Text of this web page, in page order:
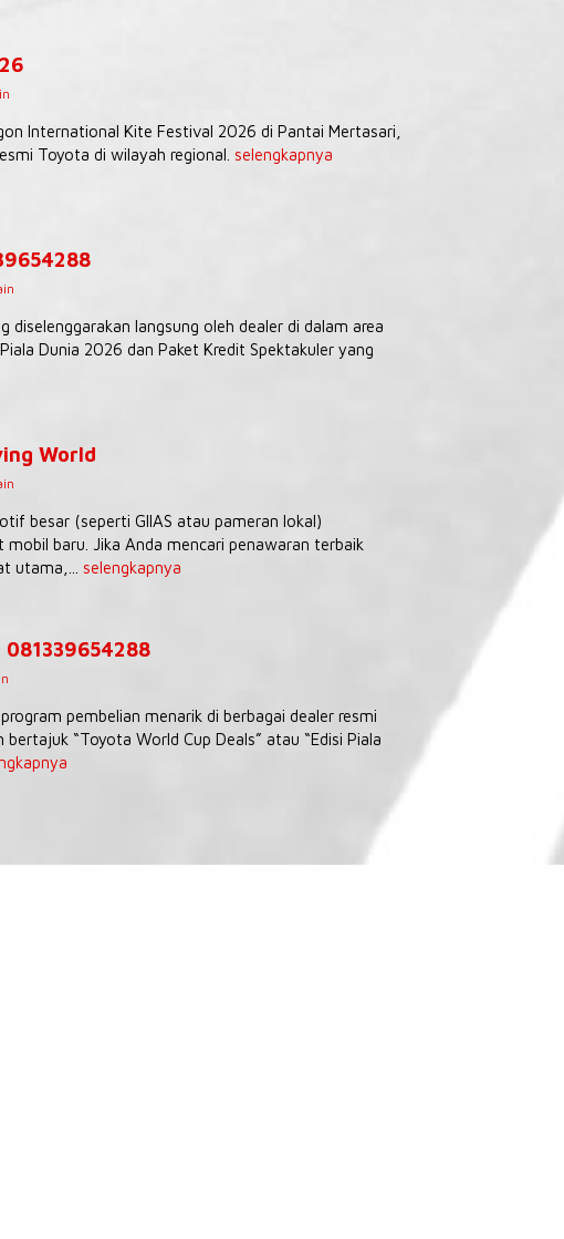
International Kite Festival 2026 di Pantai Mertasari,
Toyota di wilayah regional. selengkapnya
diselenggarakan langsung oleh dealer di dalam area
Dunia 2026 dan Paket Kredit Spektakuler yang
World
besar (seperti GIIAS atau pameran lokal)
baru. Jika Anda mencari penawaran terbaik
utama,... selengkapnya
081339654288
pembelian menarik di berbagai dealer resmi
“Toyota World Cup Deals” atau “Edisi Piala